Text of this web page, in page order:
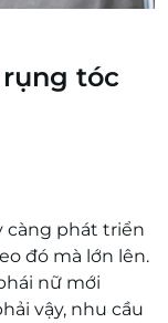
tóc
càng phát triển
đó mà lớn lên.
nữ mới
vậy, nhu cầu